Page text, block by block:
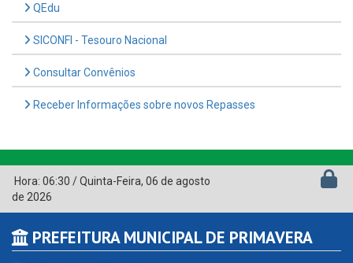
QEdu
SICONFI - Tesouro Nacional
Consultar Convênios
Receber Informações sobre novos Repasses
Hora: 06:30 /Quinta-Feira, 06 de agosto
de 2026
PREFEITURA MUNICIPAL DE PRIMAVERA